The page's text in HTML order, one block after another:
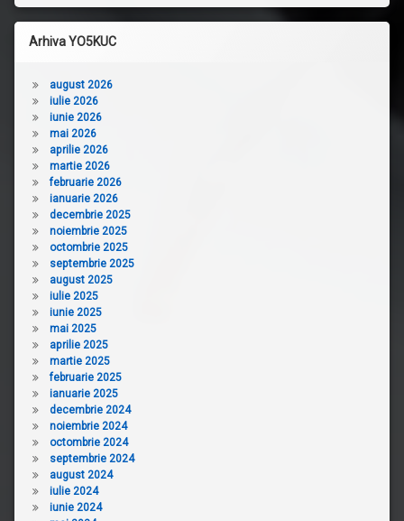
Arhiva YO5KUC
august 2026
iulie 2026
iunie 2026
mai 2026
aprilie 2026
martie 2026
februarie 2026
ianuarie 2026
decembrie 2025
noiembrie 2025
octombrie 2025
septembrie 2025
august 2025
iulie 2025
iunie 2025
mai 2025
aprilie 2025
martie 2025
februarie 2025
ianuarie 2025
decembrie 2024
noiembrie 2024
octombrie 2024
septembrie 2024
august 2024
iulie 2024
iunie 2024